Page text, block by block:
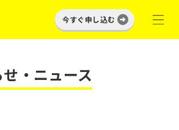
今すぐ申し込む
・ニュース